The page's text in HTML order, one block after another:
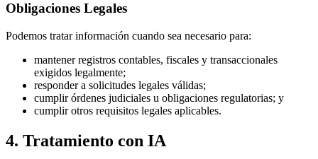
Obligaciones Legales
Podemos tratar información cuando sea necesario para:
mantener registros contables, fiscales y transaccionales
exigidos legalmente;
responder a solicitudes legales válidas;
cumplir órdenes judiciales u obligaciones regulatorias; y
cumplir otros requisitos legales aplicables.
4. Tratamiento con IA